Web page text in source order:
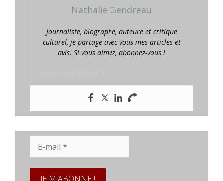
Nathalie Gendreau
Journaliste, biographe, auteure et critique
culturel, je partage avec vous mes articles et
avis. Si vous aimez, abonnez-vous !
mail